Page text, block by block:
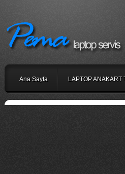
Ana Sayfa LAPTOP ANAKART